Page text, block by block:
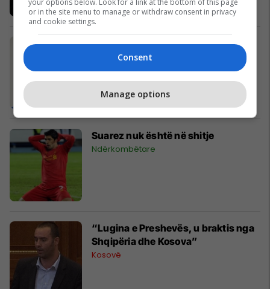
Poli shumë pranë Milanit
Ndërkombëtare
Suarez nuk është në shitje
Ndërkombëtare
“Lugina e Preshevës, u braktis nga
Shqipëria dhe Kosova”
Kosovë
your options below. Look for a link at the bottom of this page
or in the site menu to manage or withdraw consent in privacy
and cookie settings.
Consent
Manage options